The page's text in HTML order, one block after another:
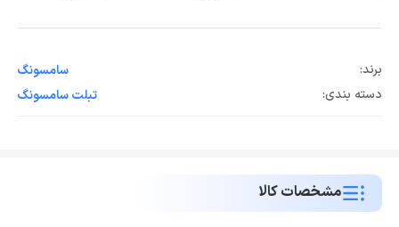
برند:
سامسونگ
دسته بندی:
تبلت سامسونگ
مشخصات کالا